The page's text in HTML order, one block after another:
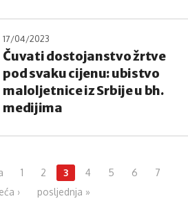
17/04/2023
Čuvati dostojanstvo žrtve
pod svaku cijenu: ubistvo
maloljetnice iz Srbije u bh.
medijima
1 2 3 4 5 6
7
›
posljednja »